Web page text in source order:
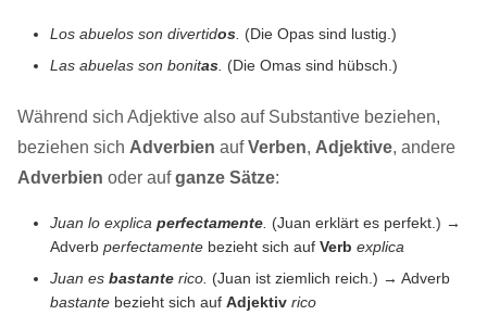
Los abuelos son divertidos. (Die Opas sind lustig.)
Las abuelas son bonitas. (Die Omas sind hübsch.)
Während sich Adjektive also auf Substantive beziehen,
beziehen sich Adverbien aufVerben, Adjektive, andere
Adverbien oder aufganze Sätze:
Juan lo explica perfectamente. (Juan erklärt es perfekt.) →
Adverb perfectamente bezieht sich auf Verb explica
Juan es bastante rico. (Juan ist ziemlich reich.) → Adverb
bastante bezieht sich auf Adjektiv rico